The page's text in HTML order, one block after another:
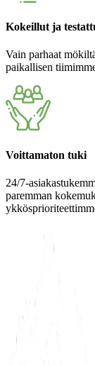
Kokeillut ja
Vain parhaat
paikallisen
Voittamaton tuki
24/7-
paremman